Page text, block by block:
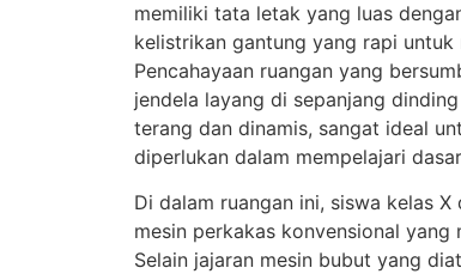
memiliki tata letak yang luas
kelistrikan gantung yang rapi untuk
Pencahayaan ruangan yang
jendela layang di sepanjang
terang dan dinamis, sangat ideal
diperlukan dalam mempelajari
Di dalam ruangan ini, siswa kelas
mesin perkakas konvensional
Selain jajaran mesin bubut yang